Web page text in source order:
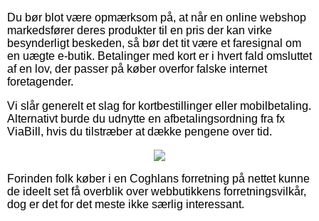
Du bør blot være opmærksom på, at når en online webshop
markedsfører deres produkter til en pris der kan virke
besynderligt beskeden, så bør det tit være et faresignal om
en uægte e-butik. Betalinger med kort er i hvert fald omsluttet
af en lov, der passer på køber overfor falske internet
foretagender.
Vi slår generelt et slag for kortbestillinger eller mobilbetaling.
Alternativt burde du udnytte en afbetalingsordning fra fx
ViaBill, hvis du tilstræber at dække pengene over tid.
Forinden folk køber i en Coghlans forretning på nettet kunne
de ideelt set få overblik over webbutikkens forretningsvilkår,
dog er det for det meste ikke særlig interessant.